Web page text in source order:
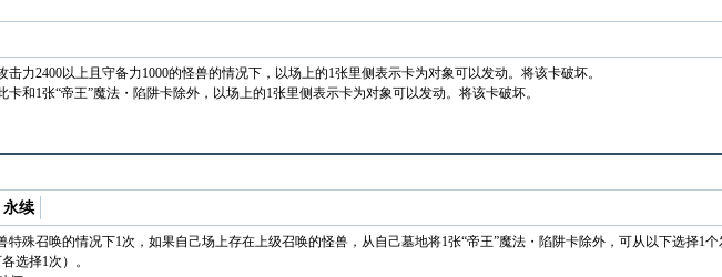
力2400以上且守备力1000的怪兽的情况下，以场上的1张里侧表示卡为对象可以发动。将该卡破坏。
和1张“帝王”魔法・陷阱卡除外，以场上的1张里侧表示卡为对象可以发动。将该卡破坏。
永续
殊召唤的情况下1次，如果自己场上存在上级召唤的怪兽，从自己墓地将1张“帝王”魔法・陷阱卡除外，可从以下选择1
选择1次）。